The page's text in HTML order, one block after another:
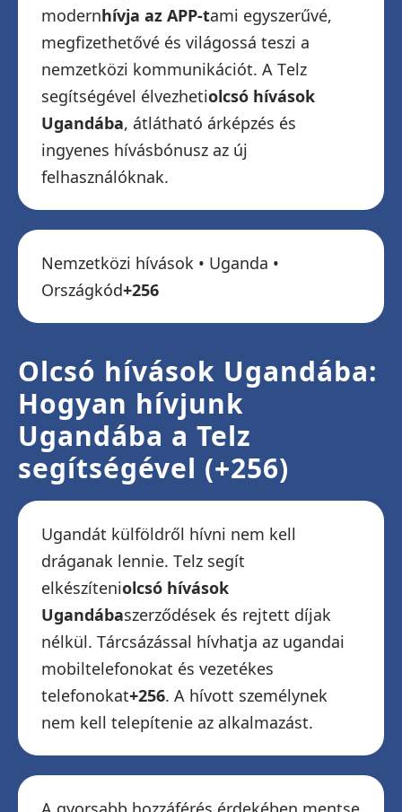
modernhívja az APP-tami egyszerűvé,
megfizethetővé és világossá teszi a
nemzetközi kommunikációt. A Telz
segítségével élvezhetiolcsó hívások
Ugandába, átlátható árképzés és
ingyenes hívásbónusz az új
felhasználóknak.
Nemzetközi hívások • Uganda •
Országkód+256
Olcsó hívások Ugandába:
Hogyan hívjunk
Ugandába a Telz
segítségével (+256)
Ugandát külföldről hívni nem kell
dráganak lennie. Telz segít
elkészíteniolcsó hívások
Ugandábaszerződések és rejtett díjak
nélkül. Tárcsázással hívhatja az ugandai
mobiltelefonokat és vezetékes
telefonokat+256. A hívott személynek
nem kell telepítenie az alkalmazást.